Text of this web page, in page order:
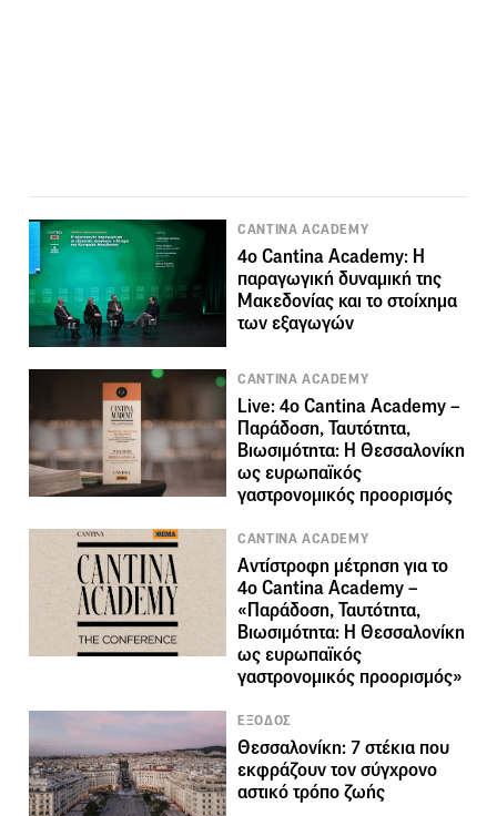
CANTINA ACADEMY
4o Cantina Academy: Η
παραγωγική δυναμική της
Μακεδονίας και το στοίχημα
των εξαγωγών
CANTINA ACADEMY
Live: 4ο Cantina Academy –
Παράδοση, Ταυτότητα,
Βιωσιμότητα: Η Θεσσαλονίκη
ως ευρωπαϊκός
γαστρονομικός προορισμός
CANTINA ACADEMY
Αντίστροφη μέτρηση για το
4o Cantina Academy –
«Παράδοση, Ταυτότητα,
Βιωσιμότητα: Η Θεσσαλονίκη
ως ευρωπαϊκός
γαστρονομικός προορισμός»
ΕΞΟΔΟΣ
Θεσσαλονίκη: 7 στέκια που
εκφράζουν τον σύγχρονο
αστικό τρόπο ζωής